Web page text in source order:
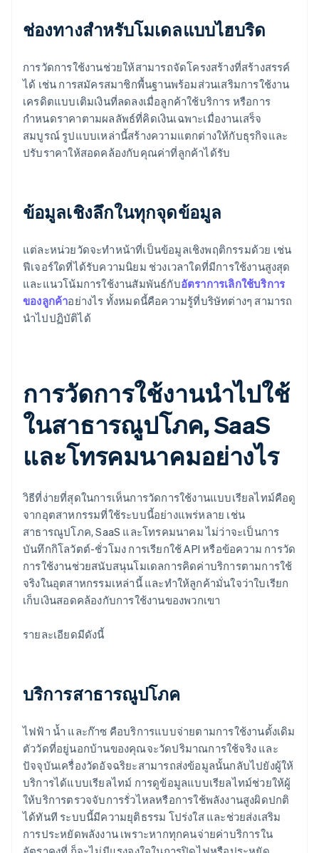
ช่องทางสำหรับโมเดลแบบไฮบริด
การวัดการใช้งานช่วยให้สามารถจัดโครงสร้างที่สร้างสรรค์
ได้ เช่น การสมัครสมาชิกพื้นฐานพร้อมส่วนเสริมการใช้งาน
เครดิตแบบเติมเงินที่ลดลงเมื่อลูกค้าใช้บริการ หรือการ
กำหนดราคาตามผลลัพธ์ที่คิดเงินเฉพาะเมื่องานเสร็จ
สมบูรณ์ รูปแบบเหล่านี้สร้างความแตกต่างให้กับธุรกิจและ
ปรับราคาให้สอดคล้องกับคุณค่าที่ลูกค้าได้รับ
ข้อมูลเชิงลึกในทุกจุดข้อมูล
แต่ละหน่วยวัดจะทำหน้าที่เป็นข้อมูลเชิงพฤติกรรมด้วย เช่น
ฟีเจอร์ใดที่ได้รับความนิยม ช่วงเวลาใดที่มีการใช้งานสูงสุด
และแนวโน้มการใช้งานสัมพันธ์กับอัตราการเลิกใช้บริการ
ของลูกค้าอย่างไร ทั้งหมดนี้คือความรู้ที่บริษัทต่างๆ สามารถ
นำไปปฏิบัติได้
การวัดการใช้งานนําไปใช้
ในสาธารณูปโภค, SaaS
และโทรคมนาคมอย่างไร
วิธีที่ง่ายที่สุดในการเห็นการวัดการใช้งานแบบเรียลไทม์คือดู
จากอุตสาหกรรมที่ใช้ระบบนี้อย่างแพร่หลาย เช่น
สาธารณูปโภค, SaaS และโทรคมนาคม ไม่ว่าจะเป็นการ
บันทึกกิโลวัตต์-ชั่วโมง การเรียกใช้ API หรือข้อความ การวัด
การใช้งานช่วยสนับสนุนโมเดลการคิดค่าบริการตามการใช้
จริงในอุตสาหกรรมเหล่านี้ และทำให้ลูกค้ามั่นใจว่าใบเรียก
เก็บเงินสอดคล้องกับการใช้งานของพวกเขา
รายละเอียดมีดังนี้
บริการสาธารณูปโภค
ไฟฟ้า น้ำ และก๊าซ คือบริการแบบจ่ายตามการใช้งานดั้งเดิม
ตัววัดที่อยู่นอกบ้านของคุณจะวัดปริมาณการใช้จริง และ
ปัจจุบันเครื่องวัดอัจฉริยะสามารถส่งข้อมูลนั้นกลับไปยังผู้ให้
บริการได้แบบเรียลไทม์ การดูข้อมูลแบบเรียลไทม์ช่วยให้ผู้
ให้บริการตรวจจับการรั่วไหลหรือการใช้พลังงานสูงผิดปกติ
ได้ทันที ระบบนี้มีความยุติธรรม โปร่งใส และช่วยส่งเสริม
การประหยัดพลังงาน เพราะหากทุกคนจ่ายค่าบริการใน